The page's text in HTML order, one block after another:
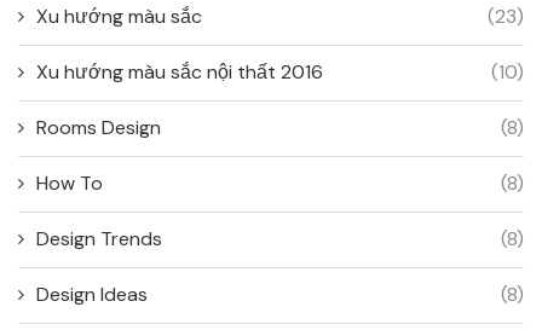
Xu hướng màu sắc (23)
Xu hướng màu sắc nội thất 2016 (10)
Rooms Design (8)
How To (8)
Design Trends (8)
Design Ideas (8)